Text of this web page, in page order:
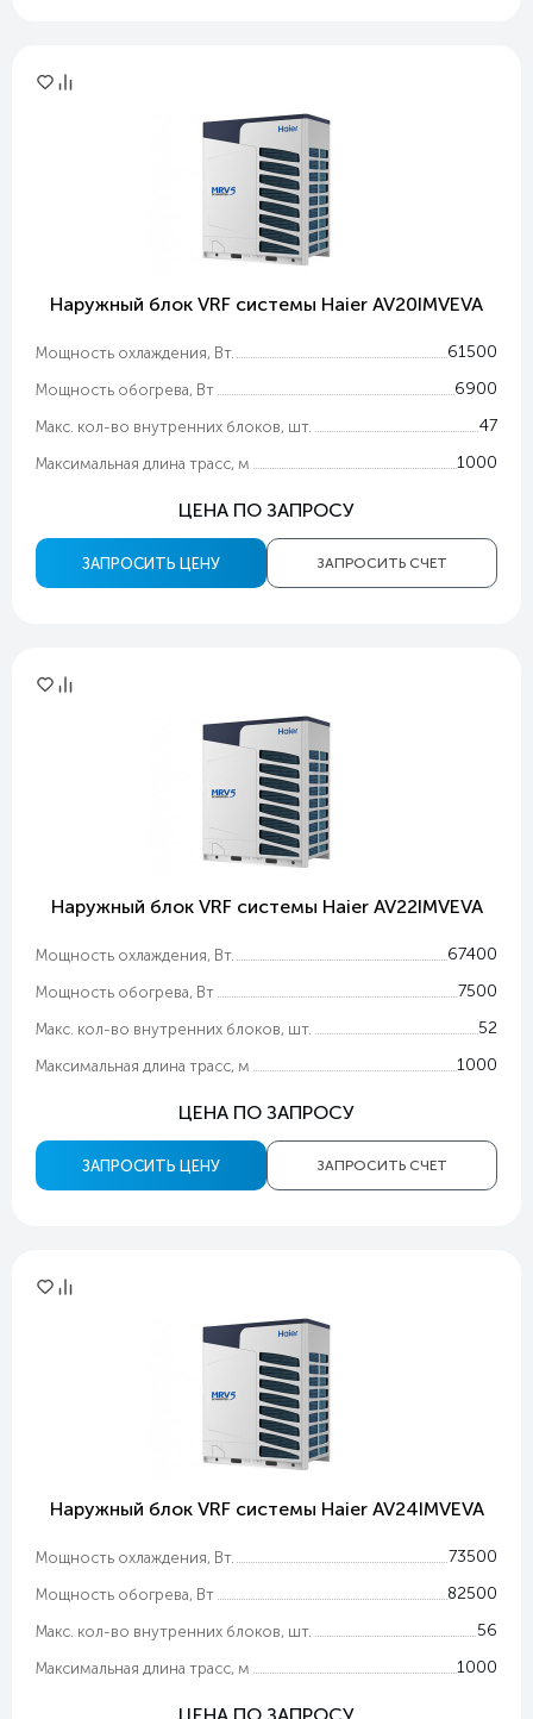
Наружный блок VRF системы Haier AV20IMVEVA
Мощность охлаждения, Вт. 61500
Мощность обогрева, Вт 6900
Макс. кол-во внутренних блоков, шт. 47
Максимальная длина трасс, м 1000
ЦЕНА ПО ЗАПРОСУ
ЗАПРОСИТЬ СЧЕТ
ЗАПРОСИТЬ ЦЕНУ
Наружный блок VRF системы Haier AV22IMVEVA
Мощность охлаждения, Вт. 67400
Мощность обогрева, Вт 7500
Макс. кол-во внутренних блоков, шт. 52
Максимальная длина трасс, м 1000
ЦЕНА ПО ЗАПРОСУ
ЗАПРОСИТЬ СЧЕТ
ЗАПРОСИТЬ ЦЕНУ
Наружный блок VRF системы Haier AV24IMVEVA
Мощность охлаждения, Вт. 73500
Мощность обогрева, Вт 82500
Макс. кол-во внутренних блоков, шт. 56
Максимальная длина трасс, м 1000